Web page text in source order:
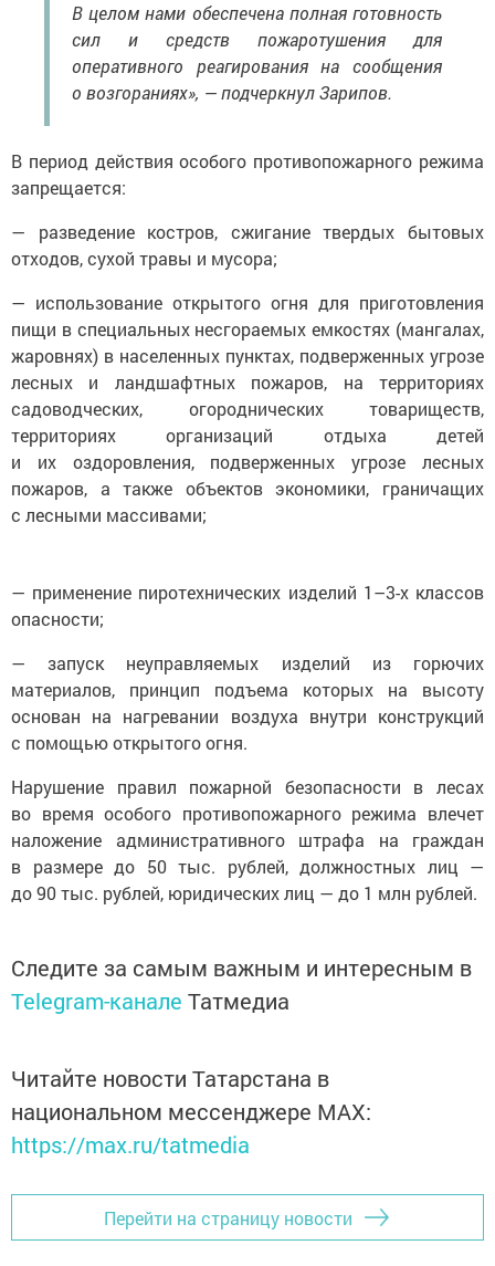
В целом нами обеспечена полная готовность
сил и средств пожаротушения для
оперативного реагирования на сообщения
о возгораниях», — подчеркнул Зарипов.
В период действия особого противопожарного режима
запрещается:
— разведение костров, сжигание твердых бытовых
отходов, сухой травы и мусора;
— использование открытого огня для приготовления
пищи в специальных несгораемых емкостях (мангалах,
жаровнях) в населенных пунктах, подверженных угрозе
лесных и ландшафтных пожаров, на территориях
садоводческих, огороднических товариществ,
территориях организаций отдыха детей
и их оздоровления, подверженных угрозе лесных
пожаров, а также объектов экономики, граничащих
с лесными массивами;
— применение пиротехнических изделий 1–3-х классов
опасности;
— запуск неуправляемых изделий из горючих
материалов, принцип подъема которых на высоту
основан на нагревании воздуха внутри конструкций
с помощью открытого огня.
Нарушение правил пожарной безопасности в лесах
во время особого противопожарного режима влечет
наложение административного штрафа на граждан
в размере до 50 тыс. рублей, должностных лиц —
до 90 тыс. рублей, юридических лиц — до 1 млн рублей.
Следите за самым важным и интересным в
Telegram-канале Татмедиа
Читайте новости Татарстана в
национальном мессенджере MАХ:
https://max.ru/tatmedia
Перейти на страницу новости